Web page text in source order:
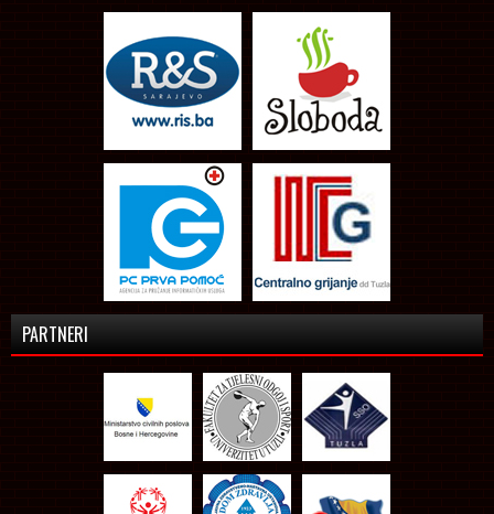
PARTNERI